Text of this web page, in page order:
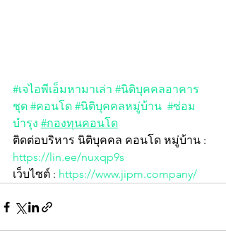
#เจไอพีเอ็มหามาเล่า #นิติบุคคลอาคาร
ชุด #คอนโด #นิติบุคคลหมู่บ้าน #ซ่อม
บำรุง #กองทุนคอนโด
ติดต่อบริหาร นิติบุคคล คอนโด หมู่บ้าน :
https://lin.ee/nuxqp9s
เว็บไซต์ : https://www.jipm.company/